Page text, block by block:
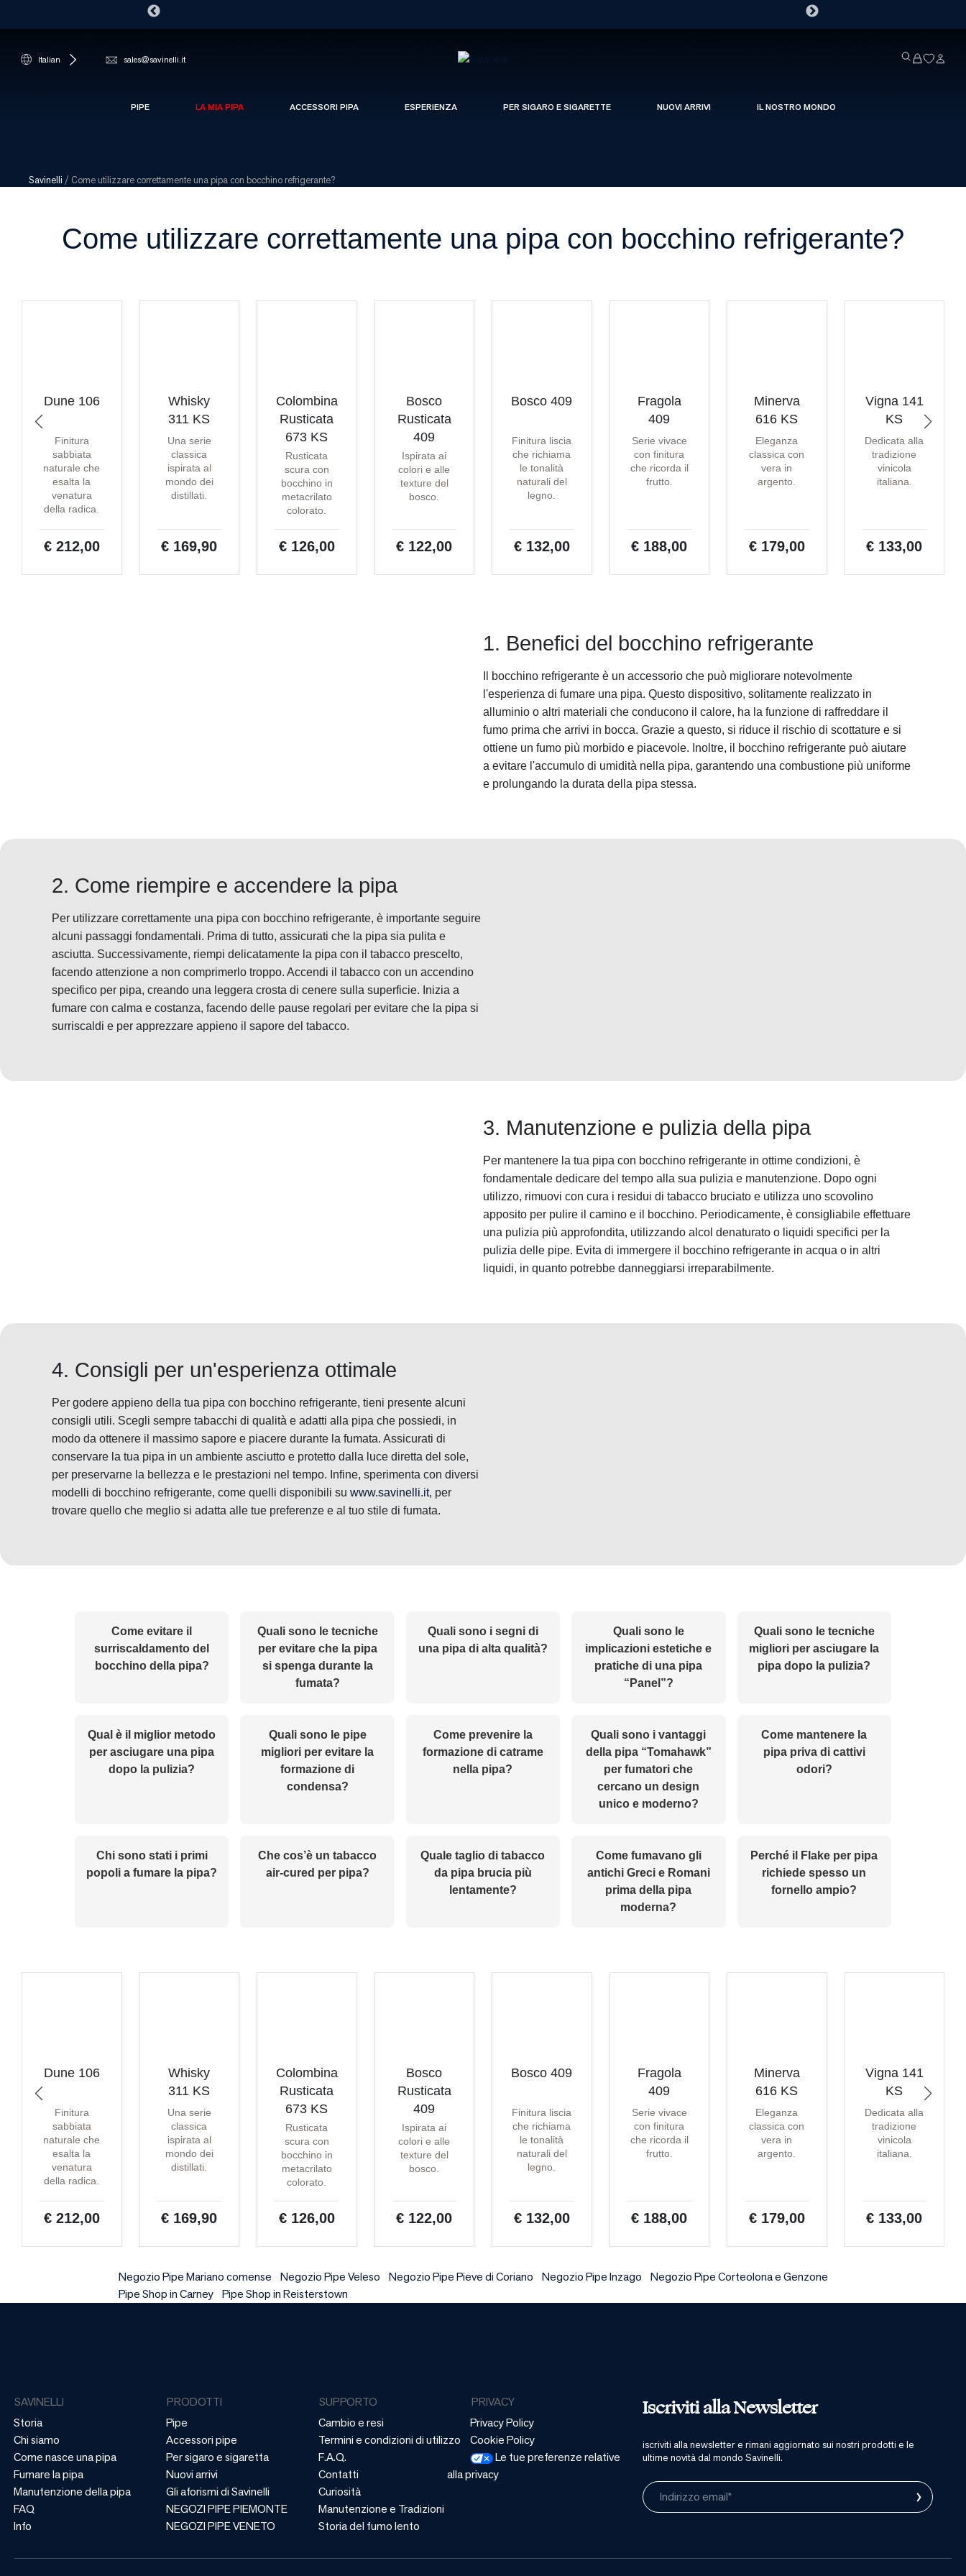
Italian sales@savinelli.it
PIPE LA MIA PIPA ACCESSORI PIPA ESPERIENZA PER SIGARO E SIGARETTE NUOVI ARRIVI IL NOSTRO MONDO
Savinelli / Come utilizzare correttamente una pipa con bocchino refrigerante?
Come utilizzare correttamente una pipa con bocchino refrigerante?
Dune 106
Finitura
sabbiata
naturale che
esalta la
venatura
della radica.
€ 212,00
Whisky
311 KS
Una serie
classica
ispirata al
mondo dei
distillati.
€ 169,90
Colombina
Rusticata
673 KS
Rusticata
scura con
bocchino in
metacrilato
colorato.
€ 126,00
Bosco
Rusticata
409
Ispirata ai
colori e alle
texture del
bosco.
€ 122,00
Bosco 409
Finitura liscia
che richiama
le tonalità
naturali del
legno.
€ 132,00
Fragola
409
Serie vivace
con finitura
che ricorda il
frutto.
€ 188,00
Minerva
616 KS
Eleganza
classica con
vera in
argento.
€ 179,00
Vigna 141
KS
Dedicata alla
tradizione
vinicola
italiana.
€ 133,00
1. Benefici del bocchino refrigerante
Il bocchino refrigerante è un accessorio che può migliorare notevolmente
l'esperienza di fumare una pipa. Questo dispositivo, solitamente realizzato in
alluminio o altri materiali che conducono il calore, ha la funzione di raffreddare il
fumo prima che arrivi in bocca. Grazie a questo, si riduce il rischio di scottature e si
ottiene un fumo più morbido e piacevole. Inoltre, il bocchino refrigerante può aiutare
a evitare l'accumulo di umidità nella pipa, garantendo una combustione più uniforme
e prolungando la durata della pipa stessa.
2. Come riempire e accendere la pipa
Per utilizzare correttamente una pipa con bocchino refrigerante, è importante seguire
alcuni passaggi fondamentali. Prima di tutto, assicurati che la pipa sia pulita e
asciutta. Successivamente, riempi delicatamente la pipa con il tabacco prescelto,
facendo attenzione a non comprimerlo troppo. Accendi il tabacco con un accendino
specifico per pipa, creando una leggera crosta di cenere sulla superficie. Inizia a
fumare con calma e costanza, facendo delle pause regolari per evitare che la pipa si
surriscaldi e per apprezzare appieno il sapore del tabacco.
3. Manutenzione e pulizia della pipa
Per mantenere la tua pipa con bocchino refrigerante in ottime condizioni, è
fondamentale dedicare del tempo alla sua pulizia e manutenzione. Dopo ogni
utilizzo, rimuovi con cura i residui di tabacco bruciato e utilizza uno scovolino
apposito per pulire il camino e il bocchino. Periodicamente, è consigliabile effettuare
una pulizia più approfondita, utilizzando alcol denaturato o liquidi specifici per la
pulizia delle pipe. Evita di immergere il bocchino refrigerante in acqua o in altri
liquidi, in quanto potrebbe danneggiarsi irreparabilmente.
4. Consigli per un'esperienza ottimale
Per godere appieno della tua pipa con bocchino refrigerante, tieni presente alcuni
consigli utili. Scegli sempre tabacchi di qualità e adatti alla pipa che possiedi, in
modo da ottenere il massimo sapore e piacere durante la fumata. Assicurati di
conservare la tua pipa in un ambiente asciutto e protetto dalla luce diretta del sole,
per preservarne la bellezza e le prestazioni nel tempo. Infine, sperimenta con diversi
modelli di bocchino refrigerante, come quelli disponibili su www.savinelli.it, per
trovare quello che meglio si adatta alle tue preferenze e al tuo stile di fumata.
Come evitare il
surriscaldamento del
bocchino della pipa?
Quali sono le tecniche
per evitare che la pipa
si spenga durante la
fumata?
Quali sono i segni di
una pipa di alta qualità?
Quali sono le
implicazioni estetiche e
pratiche di una pipa
“Panel”?
Quali sono le tecniche
migliori per asciugare la
pipa dopo la pulizia?
Qual è il miglior metodo
per asciugare una pipa
dopo la pulizia?
Quali sono le pipe
migliori per evitare la
formazione di
condensa?
Come prevenire la
formazione di catrame
nella pipa?
Quali sono i vantaggi
della pipa “Tomahawk”
per fumatori che
cercano un design
unico e moderno?
Come mantenere la
pipa priva di cattivi
odori?
Chi sono stati i primi
popoli a fumare la pipa?
Che cos’è un tabacco
air-cured per pipa?
Quale taglio di tabacco
da pipa brucia più
lentamente?
Come fumavano gli
antichi Greci e Romani
prima della pipa
moderna?
Perché il Flake per pipa
richiede spesso un
fornello ampio?
Dune 106
Finitura
sabbiata
naturale che
esalta la
venatura
della radica.
€ 212,00
Whisky
311 KS
Una serie
classica
ispirata al
mondo dei
distillati.
€ 169,90
Colombina
Rusticata
673 KS
Rusticata
scura con
bocchino in
metacrilato
colorato.
€ 126,00
Bosco
Rusticata
409
Ispirata ai
colori e alle
texture del
bosco.
€ 122,00
Bosco 409
Finitura liscia
che richiama
le tonalità
naturali del
legno.
€ 132,00
Fragola
409
Serie vivace
con finitura
che ricorda il
frutto.
€ 188,00
Minerva
616 KS
Eleganza
classica con
vera in
argento.
€ 179,00
Vigna 141
KS
Dedicata alla
tradizione
vinicola
italiana.
€ 133,00
Negozio Pipe Mariano comense Negozio Pipe Veleso Negozio Pipe Pieve di Coriano Negozio Pipe Inzago
Negozio Pipe Corteolona e Genzone
Pipe Shop in Carney Pipe Shop in Reisterstown
Iscriviti alla Newsletter
iscriviti alla newsletter e rimani aggiornato sui nostri prodotti e le
ultime novità dal mondo Savinelli.
Indirizzo email* ›
SAVINELLI
Storia
Chi siamo
Come nasce una pipa
Fumare la pipa
Manutenzione della pipa
FAQ
Info
PRODOTTI
Pipe
Accessori pipe
Per sigaro e sigaretta
Nuovi arrivi
Gli aforismi di Savinelli
NEGOZI PIPE PIEMONTE
NEGOZI PIPE VENETO
SUPPORTO
Cambio e resi
Termini e condizioni di utilizzo
F.A.Q.
Contatti
Curiosità
Manutenzione e Tradizioni
Storia del fumo lento
PRIVACY
Privacy Policy
Cookie Policy
Le tue preferenze relative
alla privacy